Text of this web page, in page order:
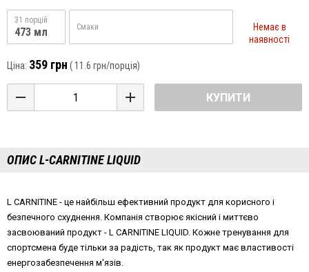
31 порцій
473 мл Смаки
Немає в
наявності
Ціна: 359 грн ( 11.6 грн/порція)
КУПИТИ
ОПИС L-CARNITINE LIQUID
L CARNITINE - це найбільш ефективний продукт для корисного і
безпечного схуднення. Компанія створює якісний і миттєво
засвоюваний продукт - L CARNITINE LIQUID. Кожне тренування для
спортсмена буде тільки за радість, так як продукт має властивості
енергозабезпечення м'язів.